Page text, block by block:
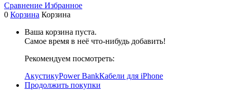
Сравнение Избранное
0 Корзина Корзина
Ваша корзина пуста.
Самое время в неё что-нибудь добавить!
Рекомендуем посмотреть:
АкустикуPower BankКабели для iPhone
Продолжить покупки